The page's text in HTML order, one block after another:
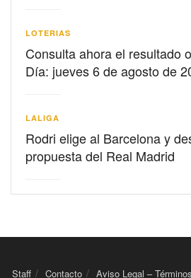
LOTERIAS
Consulta ahora el resultado
Día: jueves 6 de agosto de
LALIGA
Rodri elige al Barcelona y
propuesta del Real Madrid
Staff Contacto Aviso Legal –